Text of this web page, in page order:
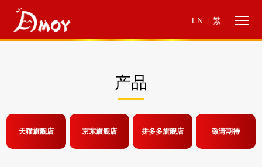
EN 繁
产品
天猫旗舰店 京东旗舰店 拼多多旗舰店 敬请期待